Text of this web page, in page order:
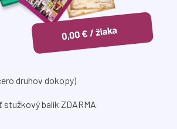
druhov dokopy)
balík ZDARMA